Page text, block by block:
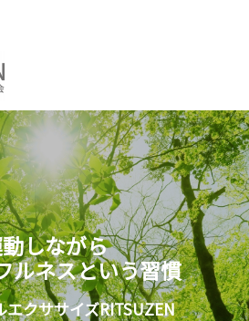
しながら
ルネスという習慣
エクササイズRITSUZEN